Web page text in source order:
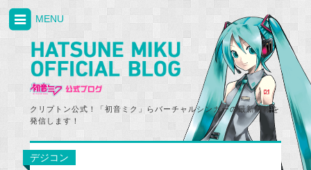
クリプトン公式！「初音ミク」らバーチャルシンガーの最新情報を
発信します！
MENU
デジコン